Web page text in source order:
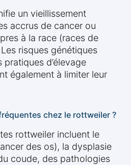
un vieillissement
accrus de cancer ou
à la race (races de
risques génétiques
d’élevage
également à limiter leur
chez le rottweiler ?
rottweiler incluent le
des os), la dysplasie
coude, des pathologies